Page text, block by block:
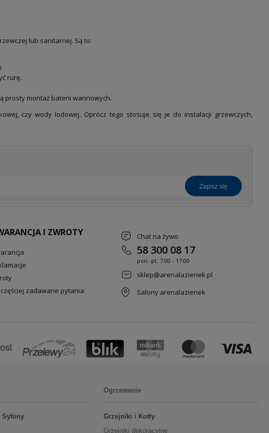
lub sanitarnej. Są to:
rurę.
prosty montaż baterii wannowych.
czy wody lodowej. Oprócz tego stosuje się je do instalacji grzewczych,
zapisz się
I ZWROTY
zadawane pytania
Chat na żywo
58 300 08 17
pon.-pt. 7:00 - 17:00
sklep@arenalazienek.pl
Salony arenalazienek
Syfony
Ogrzewanie
Grzejniki i Kotły
Grzejniki dekoracyjne